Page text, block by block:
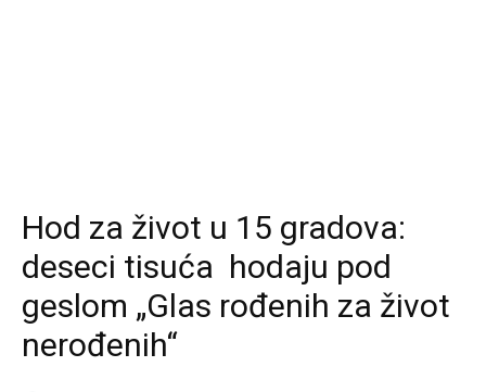
Hod za život u 15 gradova:
deseci tisuća hodaju pod
geslom „Glas rođenih za život
nerođenih“